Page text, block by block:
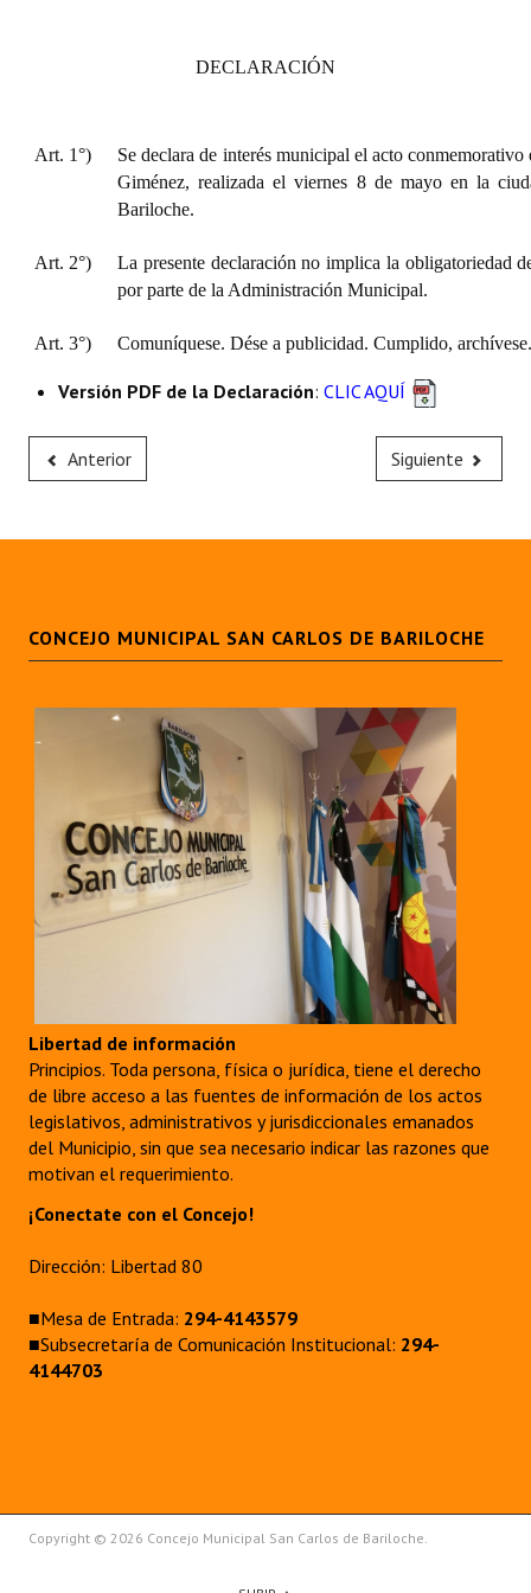
DECLARACIÓN
Art. 1°)
Se declara de interés municipal el acto conmemorativo
Giménez, realizada el viernes 8 de mayo en la
Bariloche.
Art. 2°)
La presente declaración no implica la obligatoriedad
por parte de la Administración Municipal.
Art. 3°) Comuníquese. Dése a publicidad. Cumplido, archívese.
Versión PDF de la Declaración: CLIC AQUÍ
Anterior Siguiente
CONCEJO MUNICIPAL SAN CARLOS DE BARILOCHE
Libertad de información
Principios. Toda persona, física o jurídica, tiene el derecho
de libre acceso a las fuentes de información de los actos
legislativos, administrativos y jurisdiccionales emanados
del Municipio, sin que sea necesario indicar las razones que
motivan el requerimiento.
¡Conectate con el Concejo!
Dirección: Libertad 80
■Mesa de Entrada: 294-4143579
■Subsecretaría de Comunicación Institucional: 294-
4144703
Copyright © 2026 Concejo Municipal San Carlos de Bariloche.